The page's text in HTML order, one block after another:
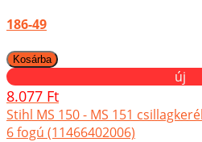
186-49
új
8.077 Ft
Stihl MS 150 - MS 151
6 fogú (11466402006)